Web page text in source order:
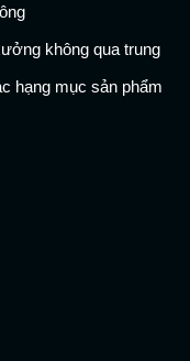
không qua trung
hạng mục sản phẩm